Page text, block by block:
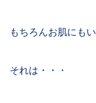
もちろんお肌にも
それは・・・